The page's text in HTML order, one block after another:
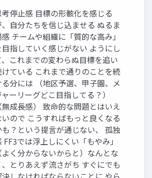
停⽌感 ⽬標の形骸化を感じる
⾃分たちを信じ込ませる ぬるま
感 チームや組織に「質的な⾼み」
⽬指していく感じがない ようにし
、これまでの変わらぬ⽬標を追い
ている これまで通りのことを続
る分には （地区予選、甲⼦園、メ
ーリーグどこ⽬指してる？）
（無成⻑感） 致命的な問題とはいえ
いので こうすればもっと良くなる
も？という提⾔が通じない、 孤独
FF3では浮上しにくい「もやみ」
（よく分からないからと）なんとな
、とりあえず流さがち すぐにでも